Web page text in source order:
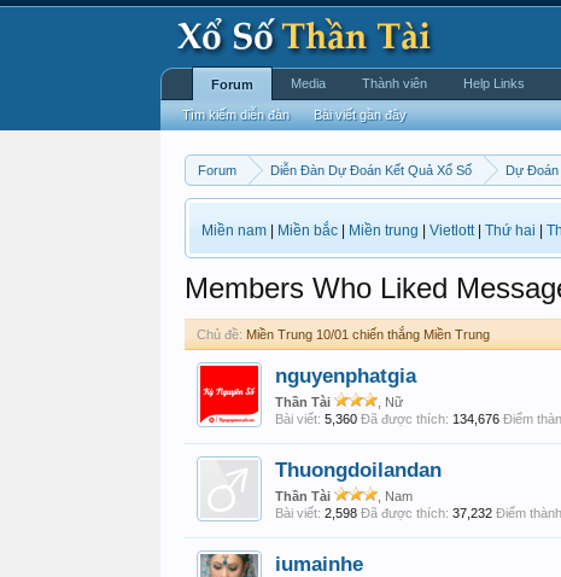
Forum Diễn Đàn Dự Đoán Kết Quả Xổ Số Dự Đoán
Miền nam Miền bắc Miền trung Vietlott| Thứ hai
Members Who Liked
Chủ đề: Miền Trung 10/01 chiến thắng Miền Trung
nguyenphatgia
Thần Tài
, Nữ
Bài viết: 5,360 Đã được thích: 134,676 Điểm
Thuongdoilandan
Thần Tài
, Nam
Bài viết: 2,598 Đã được thích: 37,232 Điểm
iumainhe
Forum
Tìm kiếm diễn đàn Bài viết gần đây
Media Thành viên Help Links